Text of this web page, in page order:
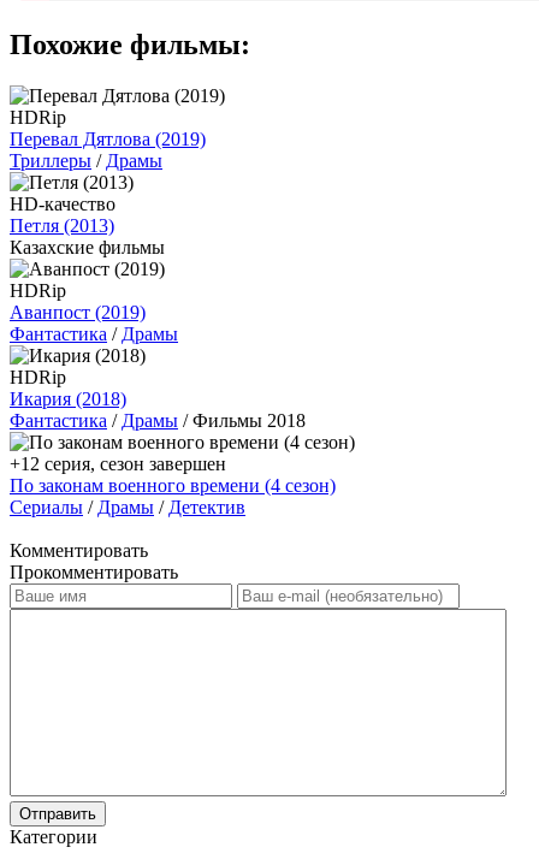
Похожие фильмы:
HDRip
Перевал Дятлова (2019)
Триллеры / Драмы
HD-качество
Петля (2013)
Казахские фильмы
HDRip
Аванпост (2019)
Фантастика / Драмы
HDRip
Икария (2018)
Фантастика / Драмы / Фильмы 2018
+12 серия, сезон завершен
По законам военного времени (4 сезон)
Сериалы / Драмы / Детектив
Комментировать
Прокомментировать
Отправить
Категории